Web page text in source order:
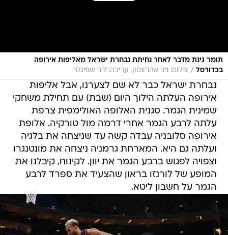
תומר גינת מדבר לאחר נחיתת נבחרת ישראל מאליפות אירופה
בכדורסל / צילום: ניב אהרונסון. עריכה: ליר שפיגלר
נבחרת ישראל כבר לא שם לצערנו, אבל אליפות
אירופה העלתה הילוך היום (שבת) עם תחילת משחקי
שמינית הגמר. סגנית האלופה האולימפית צרפת
עלתה לרבע הגמר אחרי דרמה מול טורקיה. אלופת
אירופה סלובניה עבדה קשה עד שניצחה את בלגיה
ועלתה גם היא. המארחת גרמניה ניצחה את מונטנגרו
וצפויה לפגוש ברבע הגמר את יוון. לקינוח, קיבלנו את
המופע של לורנזו בראון שהצעיד את ספרד לרבע
הגמר על חשבון ליטא.